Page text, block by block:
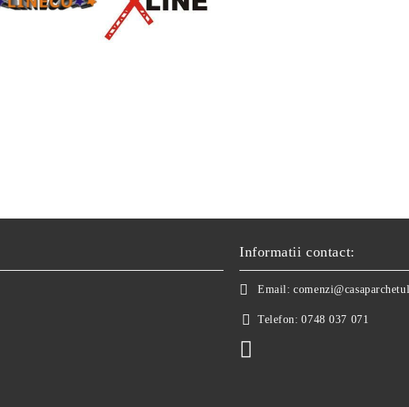
Informatii contact:
Email:
Telefon: 0748 037 071